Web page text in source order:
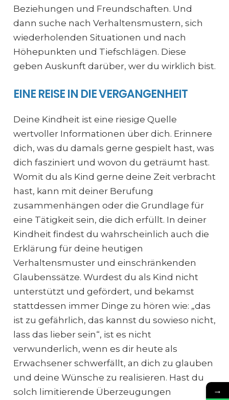
Beziehungen und Freundschaften. Und
dann suche nach Verhaltensmustern, sich
wiederholenden Situationen und nach
Höhepunkten und Tiefschlägen. Diese
geben Auskunft darüber, wer du wirklich bist.
EINE REISE IN DIE VERGANGENHEIT
Deine Kindheit ist eine riesige Quelle
wertvoller Informationen über dich. Erinnere
dich, was du damals gerne gespielt hast, was
dich fasziniert und wovon du geträumt hast.
Womit du als Kind gerne deine Zeit verbracht
hast, kann mit deiner Berufung
zusammenhängen oder die Grundlage für
eine Tätigkeit sein, die dich erfüllt. In deiner
Kindheit findest du wahrscheinlich auch die
Erklärung für deine heutigen
Verhaltensmuster und einschränkenden
Glaubenssätze. Wurdest du als Kind nicht
unterstützt und gefördert, und bekamst
stattdessen immer Dinge zu hören wie: „das
ist zu gefährlich, das kannst du sowieso nicht,
lass das lieber sein“, ist es nicht
verwunderlich, wenn es dir heute als
Erwachsener schwerfällt, an dich zu glauben
und deine Wünsche zu realisieren. Hast du
solch limitierende Überzeugungen
→